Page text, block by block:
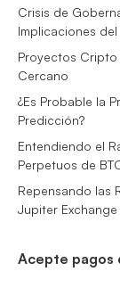
Crisis de
Implicaciones
Proyectos Cripto
Cercano
¿Es Probable la
Predicción?
Entendiendo el
Perpetuos de
Repensando las
Jupiter Exchange
Acepte